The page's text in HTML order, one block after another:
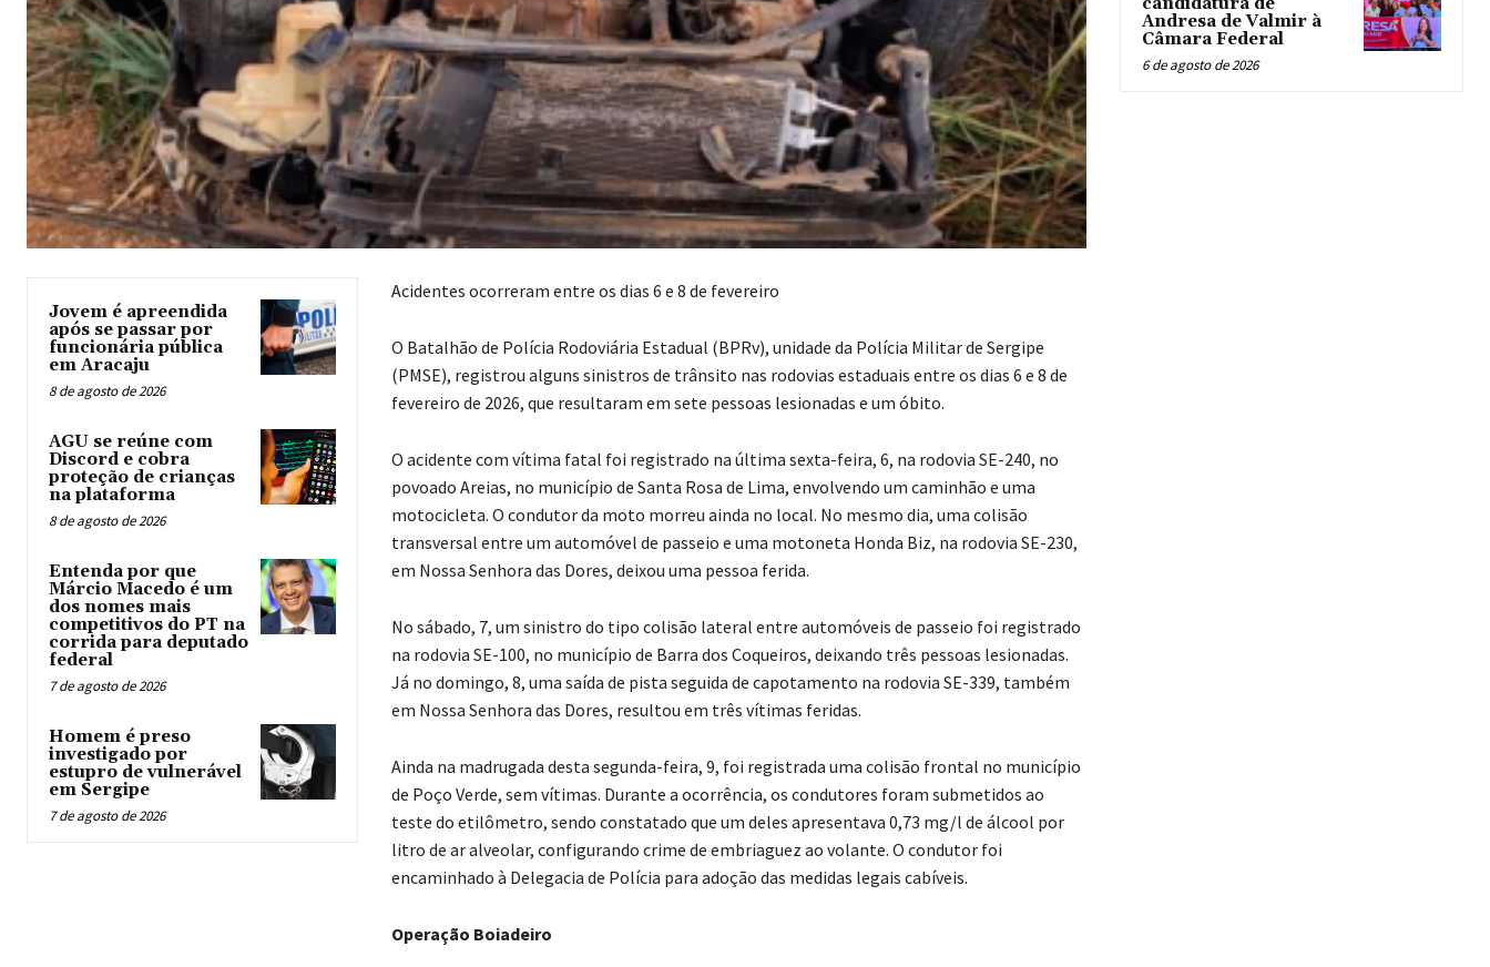
Jovem é apreendida
após se passar por
funcionária pública
em Aracaju
8 de agosto de 2026
AGU se reúne com
Discord e cobra
proteção de crianças
na plataforma
8 de agosto de 2026
Entenda por que
Márcio Macedo é um
dos nomes mais
competitivos do PT na
corrida para deputado
federal
7 de agosto de 2026
Homem é preso
investigado por
estupro de vulnerável
em Sergipe
7 de agosto de 2026
Acidentes ocorreram entre os dias 6 e 8 de fevereiro
O Batalhão de Polícia Rodoviária Estadual (BPRv), unidade da Polícia Militar de Sergipe
(PMSE), registrou alguns sinistros de trânsito nas rodovias estaduais entre os dias 6 e 8 de
fevereiro de 2026, que resultaram em sete pessoas lesionadas e um óbito.
O acidente com vítima fatal foi registrado na última sexta-feira, 6, na rodovia SE-240, no
povoado Areias, no município de Santa Rosa de Lima, envolvendo um caminhão e uma
motocicleta. O condutor da moto morreu ainda no local. No mesmo dia, uma colisão
transversal entre um automóvel de passeio e uma motoneta Honda Biz, na rodovia SE-230,
em Nossa Senhora das Dores, deixou uma pessoa ferida.
No sábado, 7, um sinistro do tipo colisão lateral entre automóveis de passeio foi registrado
na rodovia SE-100, no município de Barra dos Coqueiros, deixando três pessoas lesionadas.
Já no domingo, 8, uma saída de pista seguida de capotamento na rodovia SE-339, também
em Nossa Senhora das Dores, resultou em três vítimas feridas.
Ainda na madrugada desta segunda-feira, 9, foi registrada uma colisão frontal no município
de Poço Verde, sem vítimas. Durante a ocorrência, os condutores foram submetidos ao
teste do etilômetro, sendo constatado que um deles apresentava 0,73 mg/l de álcool por
litro de ar alveolar, configurando crime de embriaguez ao volante. O condutor foi
encaminhado à Delegacia de Polícia para adoção das medidas legais cabíveis.
Operação Boiadeiro
Andresa de Valmir à
Câmara Federal
6 de agosto de 2026